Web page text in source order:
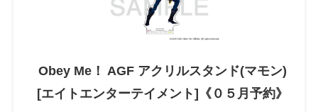
Obey Me！ AGF アクリルスタンド(マモン)
[エイトエンターテイメント]《０５月予約》